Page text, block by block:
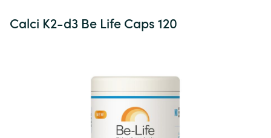
Calci K2-d3 Be Life Caps 120